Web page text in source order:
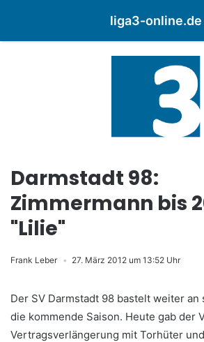
liga3-online.de
Darmstadt 98:
Zimmermann bis
"Lilie"
Frank Leber 27. März 2012 um 13:52 Uhr
Der SV Darmstadt 98 bastelt weiter an
die kommende Saison. Heute gab der
Vertragsverlängerung mit Torhüter